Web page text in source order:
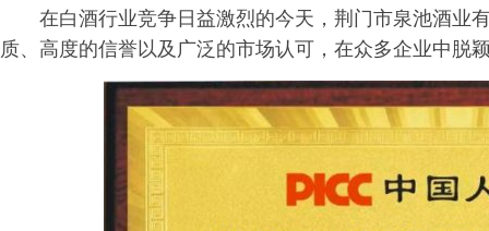
在白酒行业竞争日益激烈的今天，荆门市泉池酒业
质、高度的信誉以及广泛的市场认可，在众多企业中脱